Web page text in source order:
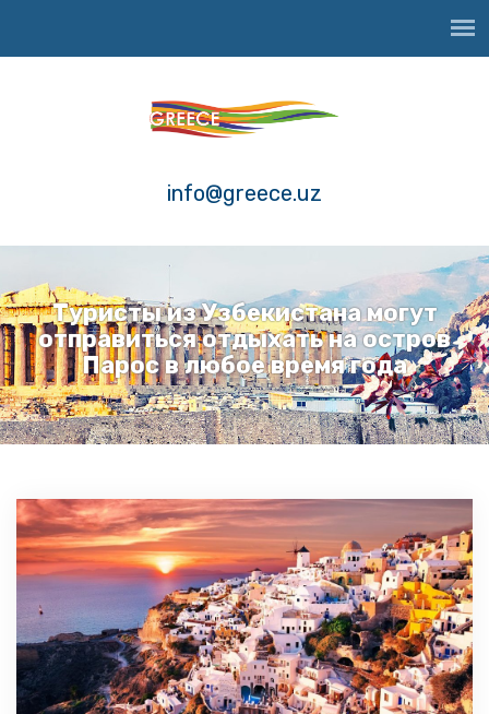
info@greece.uz
Туристы из Узбекистана могут
отправиться отдыхать на остров
Парос в любое время года